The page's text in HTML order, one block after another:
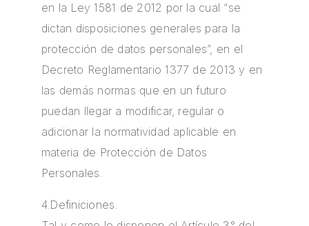
en la Ley 1581 de 2012 por la cual “se
dictan disposiciones generales para la
protección de datos personales”, en el
Decreto Reglamentario 1377 de 2013 y en
las demás normas que en un futuro
puedan llegar a modificar, regular o
adicionar la normatividad aplicable en
materia de Protección de Datos
Personales.
4.Definiciones.